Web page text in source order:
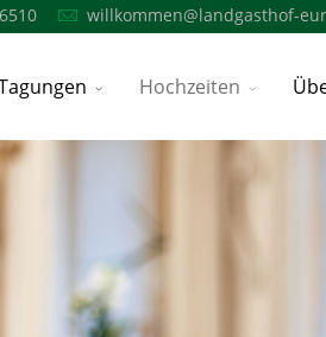
willkommen@landgasthof-
Hochzeiten